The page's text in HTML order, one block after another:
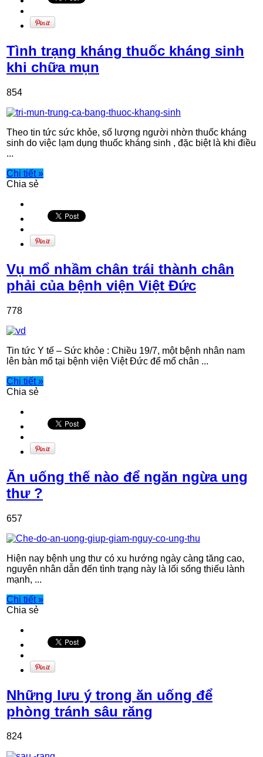
Tình trạng kháng thuốc kháng sinh
khi chữa mụn
854
Theo tin tức sức khỏe, số lượng người nhờn thuốc kháng
sinh do việc lạm dụng thuốc kháng sinh , đặc biệt là khi điều
...
Chi tiết »
Chia sẻ
Vụ mổ nhầm chân trái thành chân
phải của bệnh viện Việt Đức
778
Tin tức Y tế – Sức khỏe : Chiều 19/7, một bệnh nhân nam
lên bàn mổ tại bệnh viện Việt Đức để mổ chân ...
Chi tiết »
Chia sẻ
Ăn uống thế nào để ngăn ngừa ung
thư ?
657
Hiện nay bệnh ung thư có xu hướng ngày càng tăng cao,
nguyên nhân dẫn đến tình trạng này là lối sống thiếu lành
mạnh, ...
Chi tiết »
Chia sẻ
Những lưu ý trong ăn uống để
phòng tránh sâu răng
824